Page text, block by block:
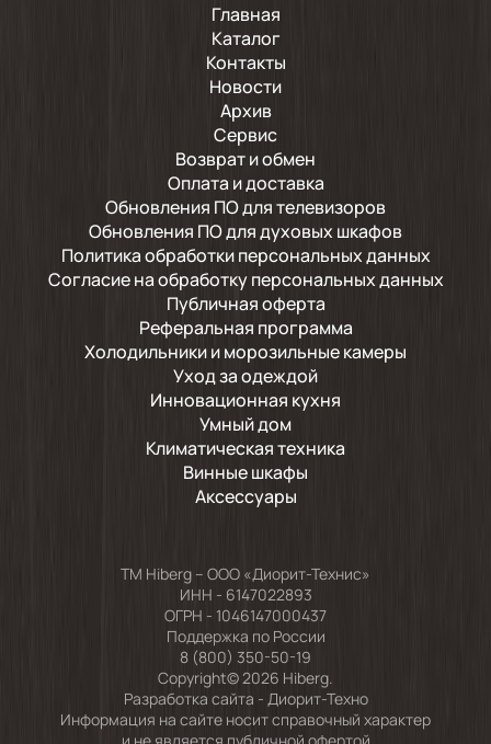
Главная
Каталог
Контакты
Новости
Архив
Сервис
Возврат и обмен
Оплата и доставка
Обновления ПО для телевизоров
Обновления ПО для духовых шкафов
Политика обработки персональных данных
Согласие на обработку персональных данных
Публичная оферта
Реферальная программа
Холодильники и морозильные камеры
Уход за одеждой
Инновационная кухня
Умный дом
Климатическая техника
Винные шкафы
Аксессуары
TM Hiberg – ООО «Диорит-Технис»
ИНН - 6147022893
ОГРН - 1046147000437
Поддержка по России
8 (800) 350-50-19
Copyright© 2026 Hiberg.
Разработка сайта - Диорит-Техно
Информация на сайте носит справочный характер